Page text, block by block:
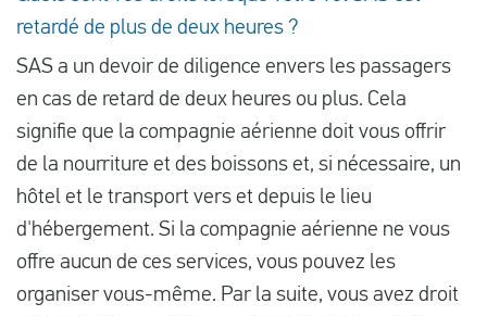
retardé de plus de deux heures ?
SAS a un devoir de diligence envers les passagers
en cas de retard de deux heures ou plus. Cela
signifie que la compagnie aérienne doit vous offrir
de la nourriture et des boissons et, si nécessaire, un
hôtel et le transport vers et depuis le lieu
d'hébergement. Si la compagnie aérienne ne vous
offre aucun de ces services, vous pouvez les
organiser vous-même. Par la suite, vous avez droit